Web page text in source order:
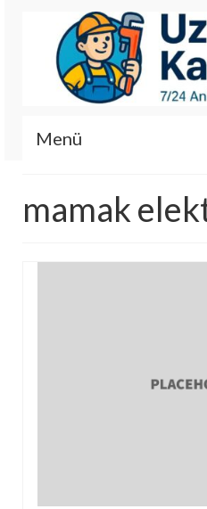
Menü
Hizmetlerimiz
Hakkımızda
mamak